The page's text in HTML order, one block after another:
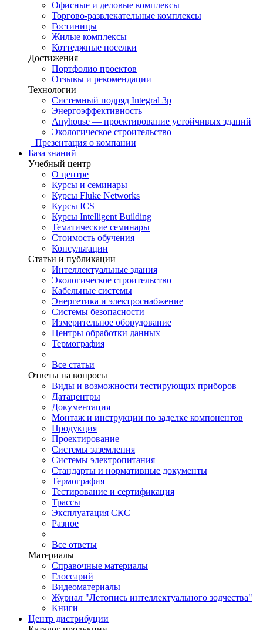
Офисные и деловые комплексы
Торгово-развлекательные комплексы
Гостиницы
Жилые комплексы
Коттеджные поселки
Достижения
Портфолио проектов
Отзывы и рекомендации
Технологии
Системный подряд Integral 3p
Энергоэффективность
Anyhouse — проектирование устойчивых зданий
Экологическое строительство
Презентация о компании
База знаний
Учебный центр
О центре
Курсы и семинары
Курсы Fluke Networks
Курсы ICS
Курсы Intelligent Building
Тематические семинары
Стоимость обучения
Консультации
Статьи и публикации
Интеллектуальные здания
Экологическое строительство
Кабельные системы
Энергетика и электроснабжение
Системы безопасности
Измерительное оборудование
Центры обработки данных
Термография
Все статьи
Ответы на вопросы
Виды и возможности тестирующих приборов
Датацентры
Документация
Монтаж и инструкции по заделке компонентов
Продукция
Проектирование
Системы заземления
Системы электропитания
Стандарты и нормативные документы
Термография
Тестирование и сертификация
Трассы
Эксплуатация СКС
Разное
Все ответы
Материалы
Справочные материалы
Глоссарий
Видеоматериалы
Журнал "Летопись интеллектуального зодчества"
Книги
Центр дистрибуции